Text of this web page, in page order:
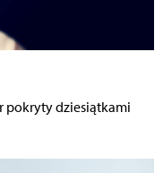
pokryty dziesiątkami